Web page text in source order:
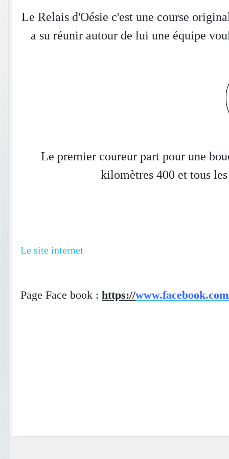
Le Relais d'Oésie c'est une course
a su réunir autour de lui une équipe
Le premier coureur part pour une
kilomètres 400 et tous
Le site internet
Page Face book : https://